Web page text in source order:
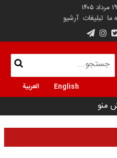
ما تبلیغات آرشیو
English العربية
منو